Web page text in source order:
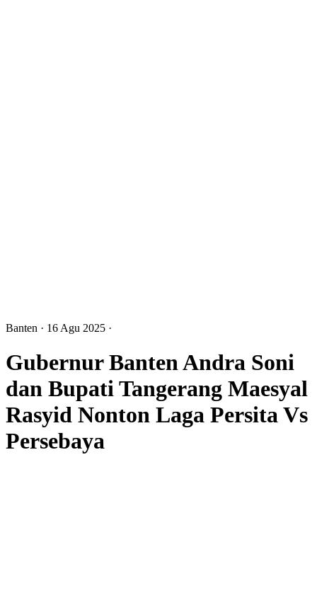
Banten · 16 Agu 2025 ·
Gubernur Banten Andra Soni
dan Bupati Tangerang Maesyal
Rasyid Nonton Laga Persita Vs
Persebaya